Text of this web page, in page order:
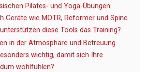
Pilates- und Yoga-Übungen
Geräte wie MOTR, Reformer und Spine
diese Tools das Training?
in der Atmosphäre und Betreuung
wichtig, damit sich Ihre
wohlfühlen?